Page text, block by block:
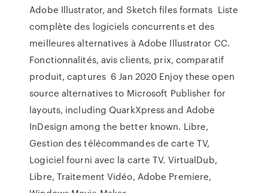
Adobe Illustrator, and Sketch files formats Liste
complète des logiciels concurrents et des
meilleures alternatives à Adobe Illustrator CC.
Fonctionnalités, avis clients, prix, comparatif
produit, captures 6 Jan 2020 Enjoy these open
source alternatives to Microsoft Publisher for
layouts, including QuarkXpress and Adobe
InDesign among the better known. Libre,
Gestion des télécommandes de carte TV,
Logiciel fourni avec la carte TV. VirtualDub,
Libre, Traitement Vidéo, Adobe Premiere,